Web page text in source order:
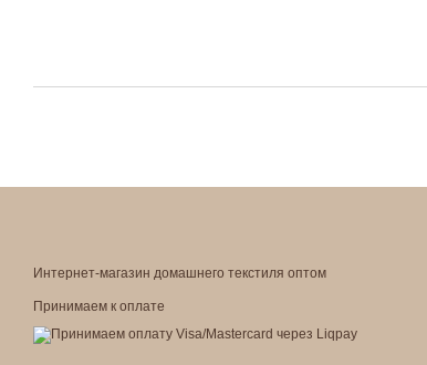
Интернет-магазин домашнего текстиля оптом
Принимаем к оплате